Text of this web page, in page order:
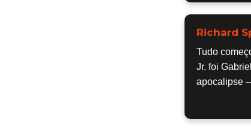
Richard
Tudo
Jr. foi
apocalipse